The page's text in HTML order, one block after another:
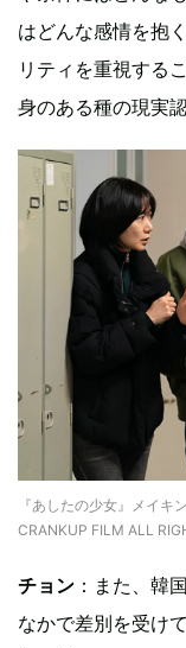
はどんな感情を抱
リティを重視する
身のある種の現実
『あしたの少女』メイ
CRANKUP FILM ALL
チョン ：また、韓
なかで差別を受け